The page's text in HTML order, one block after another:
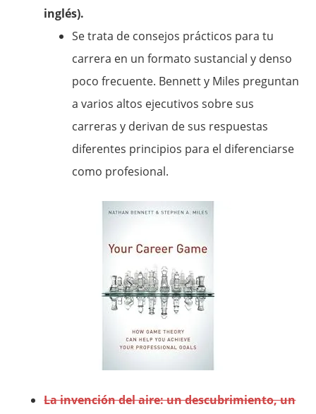
inglés).
Se trata de consejos prácticos para tu
carrera en un formato sustancial y denso
poco frecuente. Bennett y Miles preguntan
a varios altos ejecutivos sobre sus
carreras y derivan de sus respuestas
diferentes principios para el diferenciarse
como profesional.
La invención del aire: un descubrimiento, un